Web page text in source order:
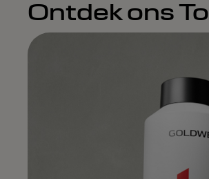
Ontdek ons